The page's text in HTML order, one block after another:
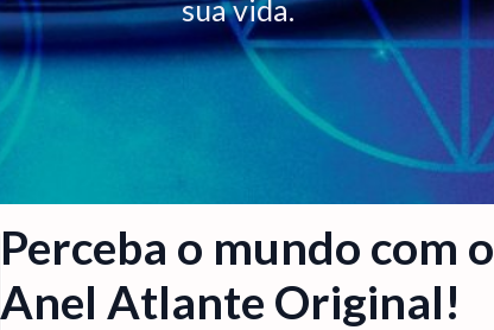
sua vida.
Perceba o mundo com o
Anel Atlante Original!